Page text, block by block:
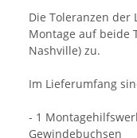
Die Toleranzen der
Montage auf beide
Nashville) zu.
Im Lieferumfang
- 1
Gewindebuchsen